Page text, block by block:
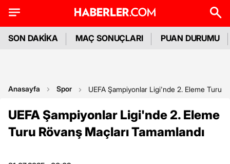
SON DAKİKA MAÇ SONUÇLARI PUAN DURUMU
Anasayfa Spor UEFA Şampiyonlar Ligi'nde 2. Eleme Turu
UEFA Şampiyonlar Ligi'nde 2. Eleme
Turu Rövanş Maçları Tamamlandı